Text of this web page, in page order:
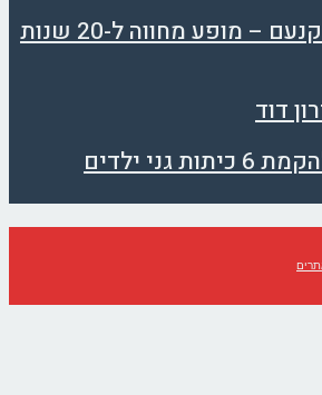
קיץ של תרבות ביקנעם – מופע מחווה ל-20 שנות
דוד
הונחו אבני פינה להקמת 6 כיתות גני ילדים